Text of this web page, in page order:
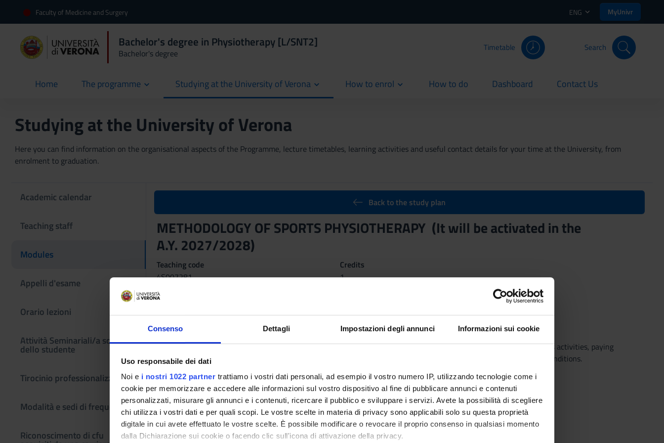
Consenso Dettagli Impostazioni degli annunci Informazioni sui cookie
Uso responsabile dei dati
Noi e i nostri 1022 partner trattiamo i vostri dati personali, ad esempio il vostro numero IP, utilizzando tecnologie come i
cookie per memorizzare e accedere alle informazioni sul vostro dispositivo al fine di pubblicare annunci e contenuti
personalizzati, misurare gli annunci e i contenuti, ricercare il pubblico e sviluppare i servizi. Avete la possibilità di scegliere
chi utilizza i vostri dati e per quali scopi. Le vostre scelte in materia di privacy sono applicabili solo su questa proprietà
digitale in cui avete effettuato le vostre scelte. È possibile modificare o revocare il proprio consenso in qualsiasi momento
dalla Dichiarazione sui cookie o facendo clic sull'icona di attivazione della privacy.
Faculty of Medicine and Surgery ENG MyUnivr
Bachelor's degree in Physiotherapy [L/SNT2]
Bachelor's degree
Timetable Search
Home
current The programme Studying at the University of Verona How to enrol How to do
current Dashboard
current Contact Us
current
Studying at the University of Verona
Here you can find information on the organisational aspects of the Programme, lecture timetables, learning activities and useful contact details for your time at the University, from
enrolment to graduation.
Academic calendar
Teaching staff
Modules
Appelli d'esame
Orario lezioni
Attività Seminariali/a scelta
dello studente
Tirocinio professionalizzante
Modalità e sedi di frequenza
Riconoscimento di cfu
Back to the study plan
METHODOLOGY OF SPORTS PHYSIOTHERAPY (It will be activated in the
A.Y. 2027/2028)
Teaching code
4S007281
Credits
1
Scientific Disciplinary Sector (SSD)
Learning objectives
Know the assessment and intervention strategies (preventive, curative, rehabilitative) in dysfunctions related to sports activities, paying
attention to gesture-specific dysfunctions. Know and be able to apply the principles of intervention in case of severe conditions.